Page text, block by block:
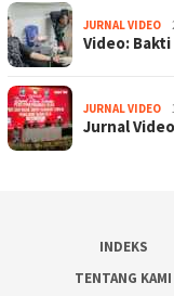
JURNAL VIDEO
Video:
JURNAL VIDEO
Jurnal
INDEKS
TENTANG KAMI